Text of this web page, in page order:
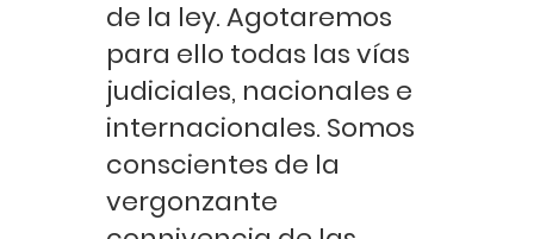
de la ley. Agotaremos
para ello todas las vías
judiciales, nacionales e
internacionales. Somos
conscientes de la
vergonzante